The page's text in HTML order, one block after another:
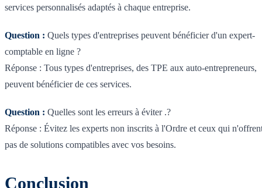
services personnalisés adaptés à chaque entreprise.
Question : Quels types d'entreprises peuvent bénéficier d'un expert-
comptable en ligne ?
Réponse : Tous types d'entreprises, des TPE aux auto-entrepreneurs,
peuvent bénéficier de ces services.
Question : Quelles sont les erreurs à éviter .?
Réponse : Évitez les experts non inscrits à l'Ordre et ceux qui
pas de solutions compatibles avec vos besoins.
Conclusion